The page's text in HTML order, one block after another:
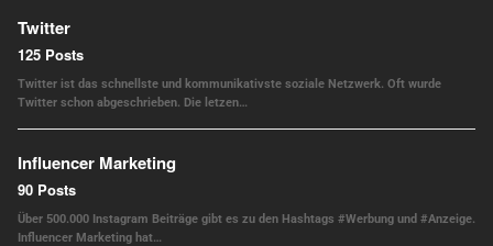
Twitter
125 Posts
Twitter ist das schnellste und kommunikativste soziale Netzwerk. Oft wurde
Twitter schon abgeschrieben. Die letzen…
Influencer Marketing
90 Posts
Über 500.000 Instagram Beiträge gibt es zu den Hashtags #Werbung und #Anzeige.
Influencer Marketing hat…